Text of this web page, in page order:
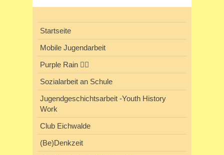
Startseite
Mobile Jugendarbeit
Purple Rain 🏳️‍🌈
Sozialarbeit an Schule
Jugendgeschichtsarbeit -Youth History
Work
Club Eichwalde
(Be)Denkzeit